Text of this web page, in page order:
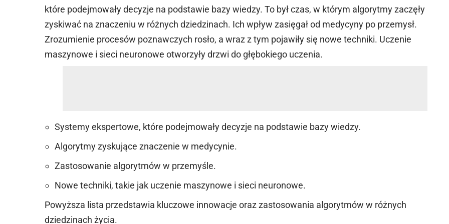
które podejmowały decyzje na podstawie bazy wiedzy. To był czas, w którym algorytmy zaczęły
zyskiwać na znaczeniu w różnych dziedzinach. Ich wpływ zasięgał od medycyny po przemysł.
Zrozumienie procesów poznawczych rosło, a wraz z tym pojawiły się nowe techniki. Uczenie
maszynowe i sieci neuronowe otworzyły drzwi do głębokiego uczenia.
Systemy ekspertowe, które podejmowały decyzje na podstawie bazy wiedzy.
Algorytmy zyskujące znaczenie w medycynie.
Zastosowanie algorytmów w przemyśle.
Nowe techniki, takie jak uczenie maszynowe i sieci neuronowe.
Powyższa lista przedstawia kluczowe innowacje oraz zastosowania algorytmów w różnych
dziedzinach życia.